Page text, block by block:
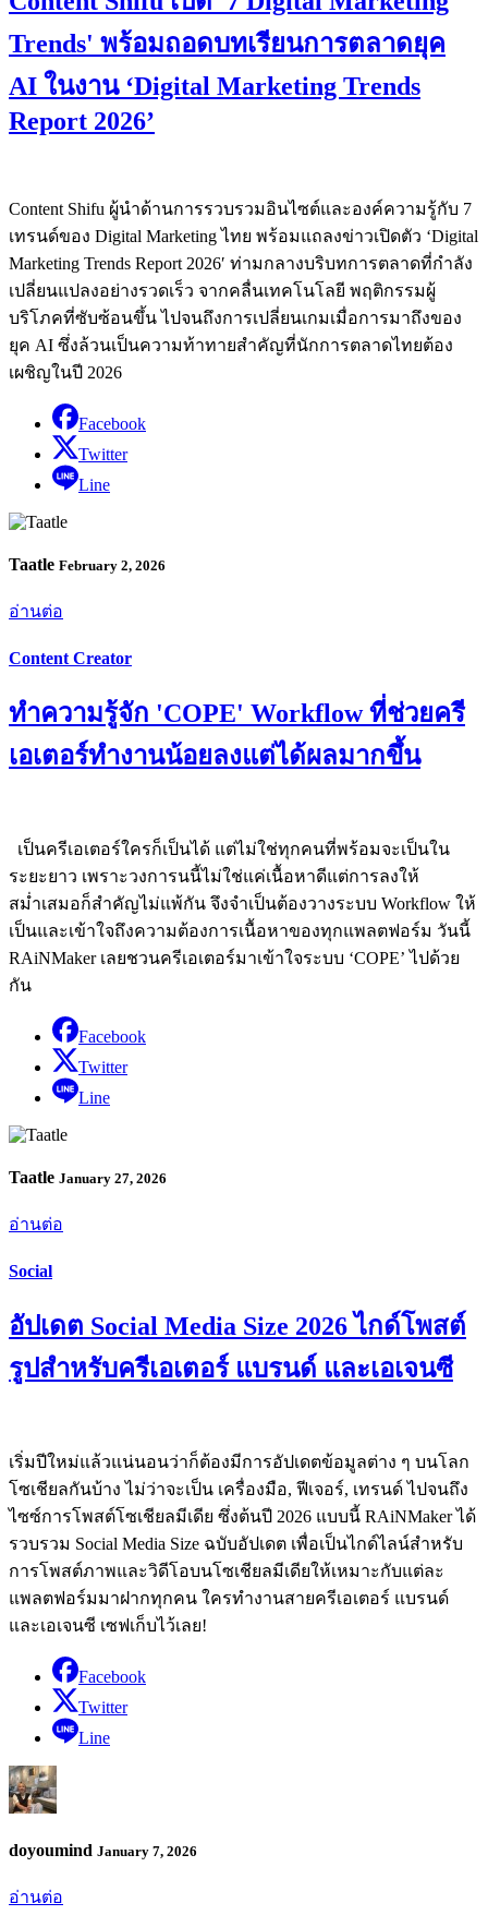
Trends' พร้อมถอดบทเรียนการตลาดยุค
AI ในงาน ‘Digital Marketing Trends
Report 2026’
Content Shifu ผู้นำด้านการรวบรวมอินไซต์และองค์ความรู้กับ 7
เทรนด์ของ Digital Marketing ไทย พร้อมแถลงข่าวเปิดตัว ‘Digital
Marketing Trends Report 2026′ ท่ามกลางบริบทการตลาดที่กำลัง
เปลี่ยนแปลงอย่างรวดเร็ว จากคลื่นเทคโนโลยี พฤติกรรมผู้
บริโภคที่ซับซ้อนขึ้น ไปจนถึงการเปลี่ยนเกมเมื่อการมาถึงของ
ยุค AI ซึ่งล้วนเป็นความท้าทายสำคัญที่นักการตลาดไทยต้อง
เผชิญในปี 2026
Facebook
Twitter
Line
Taatle February 2, 2026
อ่านต่อ
Content Creator
ทำความรู้จัก 'COPE' Workflow ที่ช่วยครี
เอเตอร์ทำงานน้อยลงแต่ได้ผลมากขึ้น
เป็นครีเอเตอร์ใครก็เป็นได้ แต่ไม่ใช่ทุกคนที่พร้อมจะเป็นใน
ระยะยาว เพราะวงการนนี้ไม่ใช่แค่เนื้อหาดีแต่การลงให้
สม่ำเสมอก็สำคัญไม่แพ้กัน จึงจำเป็นต้องวางระบบ Workflow ให้
เป็นและเข้าใจถึงความต้องการเนื้อหาของทุกแพลตฟอร์ม วันนี้
RAiNMaker เลยชวนครีเอเตอร์มาเข้าใจระบบ ‘COPE’ ไปด้วย
กัน
Facebook
Twitter
Line
Taatle January 27, 2026
อ่านต่อ
Social
อัปเดต Social Media Size 2026 ไกด์โพสต์
รูปสำหรับครีเอเตอร์ แบรนด์ และเอเจนซี
เริ่มปีใหม่แล้วแน่นอนว่าก็ต้องมีการอัปเดตข้อมูลต่าง ๆ บนโลก
โซเชียลกันบ้าง ไม่ว่าจะเป็น เครื่องมือ, ฟีเจอร์, เทรนด์ ไปจนถึง
ไซซ์การโพสต์โซเชียลมีเดีย ซึ่งต้นปี 2026 แบบนี้ RAiNMaker ได้
รวบรวม Social Media Size ฉบับอัปเดต เพื่อเป็นไกด์ไลน์สำหรับ
การโพสต์ภาพและวิดีโอบนโซเชียลมีเดียให้เหมาะกับแต่ละ
แพลตฟอร์มมาฝากทุกคน ใครทำงานสายครีเอเตอร์ แบรนด์
และเอเจนซี เซฟเก็บไว้เลย!
Facebook
Twitter
Line
doyoumind January 7, 2026
อ่านต่อ